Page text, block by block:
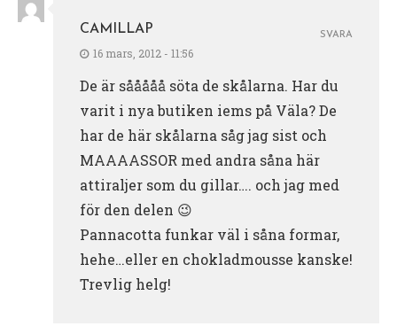
CAMILLAP
16 mars, 2012 - 11:56
De är sååååå söta de skålarna. Har du
varit i nya butiken iems på Väla? De
har de här skålarna såg jag sist och
MAAAASSOR med andra såna här
attiraljer som du gillar…. och jag med
för den delen 😉
Pannacotta funkar väl i såna formar,
hehe…eller en chokladmousse kanske!
Trevlig helg!
SVARA